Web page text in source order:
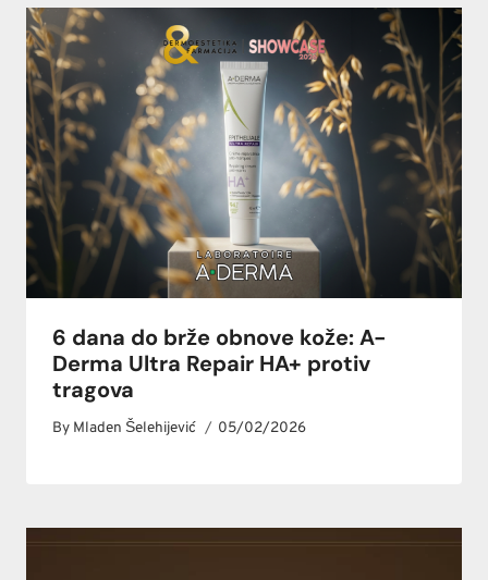
6 dana do brže obnove kože: A-
Derma Ultra Repair HA+ protiv
tragova
By Mladen Šelehijević 05/02/2026